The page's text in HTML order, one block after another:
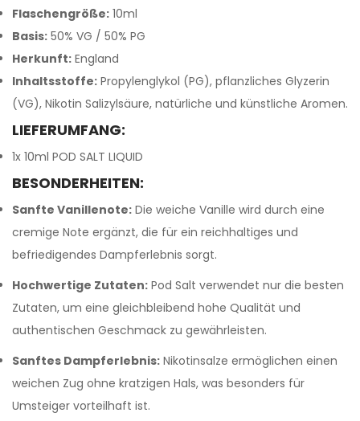
Flaschengröße: 10ml
Basis: 50% VG / 50% PG
Herkunft: England
Inhaltsstoffe: Propylenglykol (PG), pflanzliches Glyzerin
(VG), Nikotin Salizylsäure, natürliche und künstliche Aromen.
LIEFERUMFANG:
1x 10ml POD SALT LIQUID
BESONDERHEITEN:
Sanfte Vanillenote: Die weiche Vanille wird durch eine
cremige Note ergänzt, die für ein reichhaltiges und
befriedigendes Dampferlebnis sorgt.
Hochwertige Zutaten: Pod Salt verwendet nur die besten
Zutaten, um eine gleichbleibend hohe Qualität und
authentischen Geschmack zu gewährleisten.
Sanftes Dampferlebnis: Nikotinsalze ermöglichen einen
weichen Zug ohne kratzigen Hals, was besonders für
Umsteiger vorteilhaft ist.